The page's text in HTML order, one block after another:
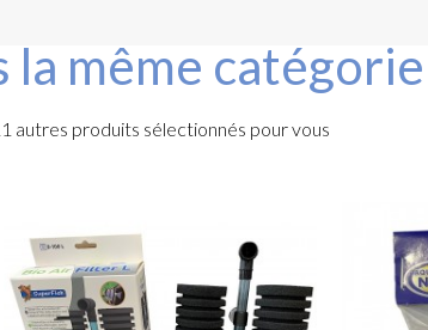
la même catégorie
autres produits sélectionnés pour vous